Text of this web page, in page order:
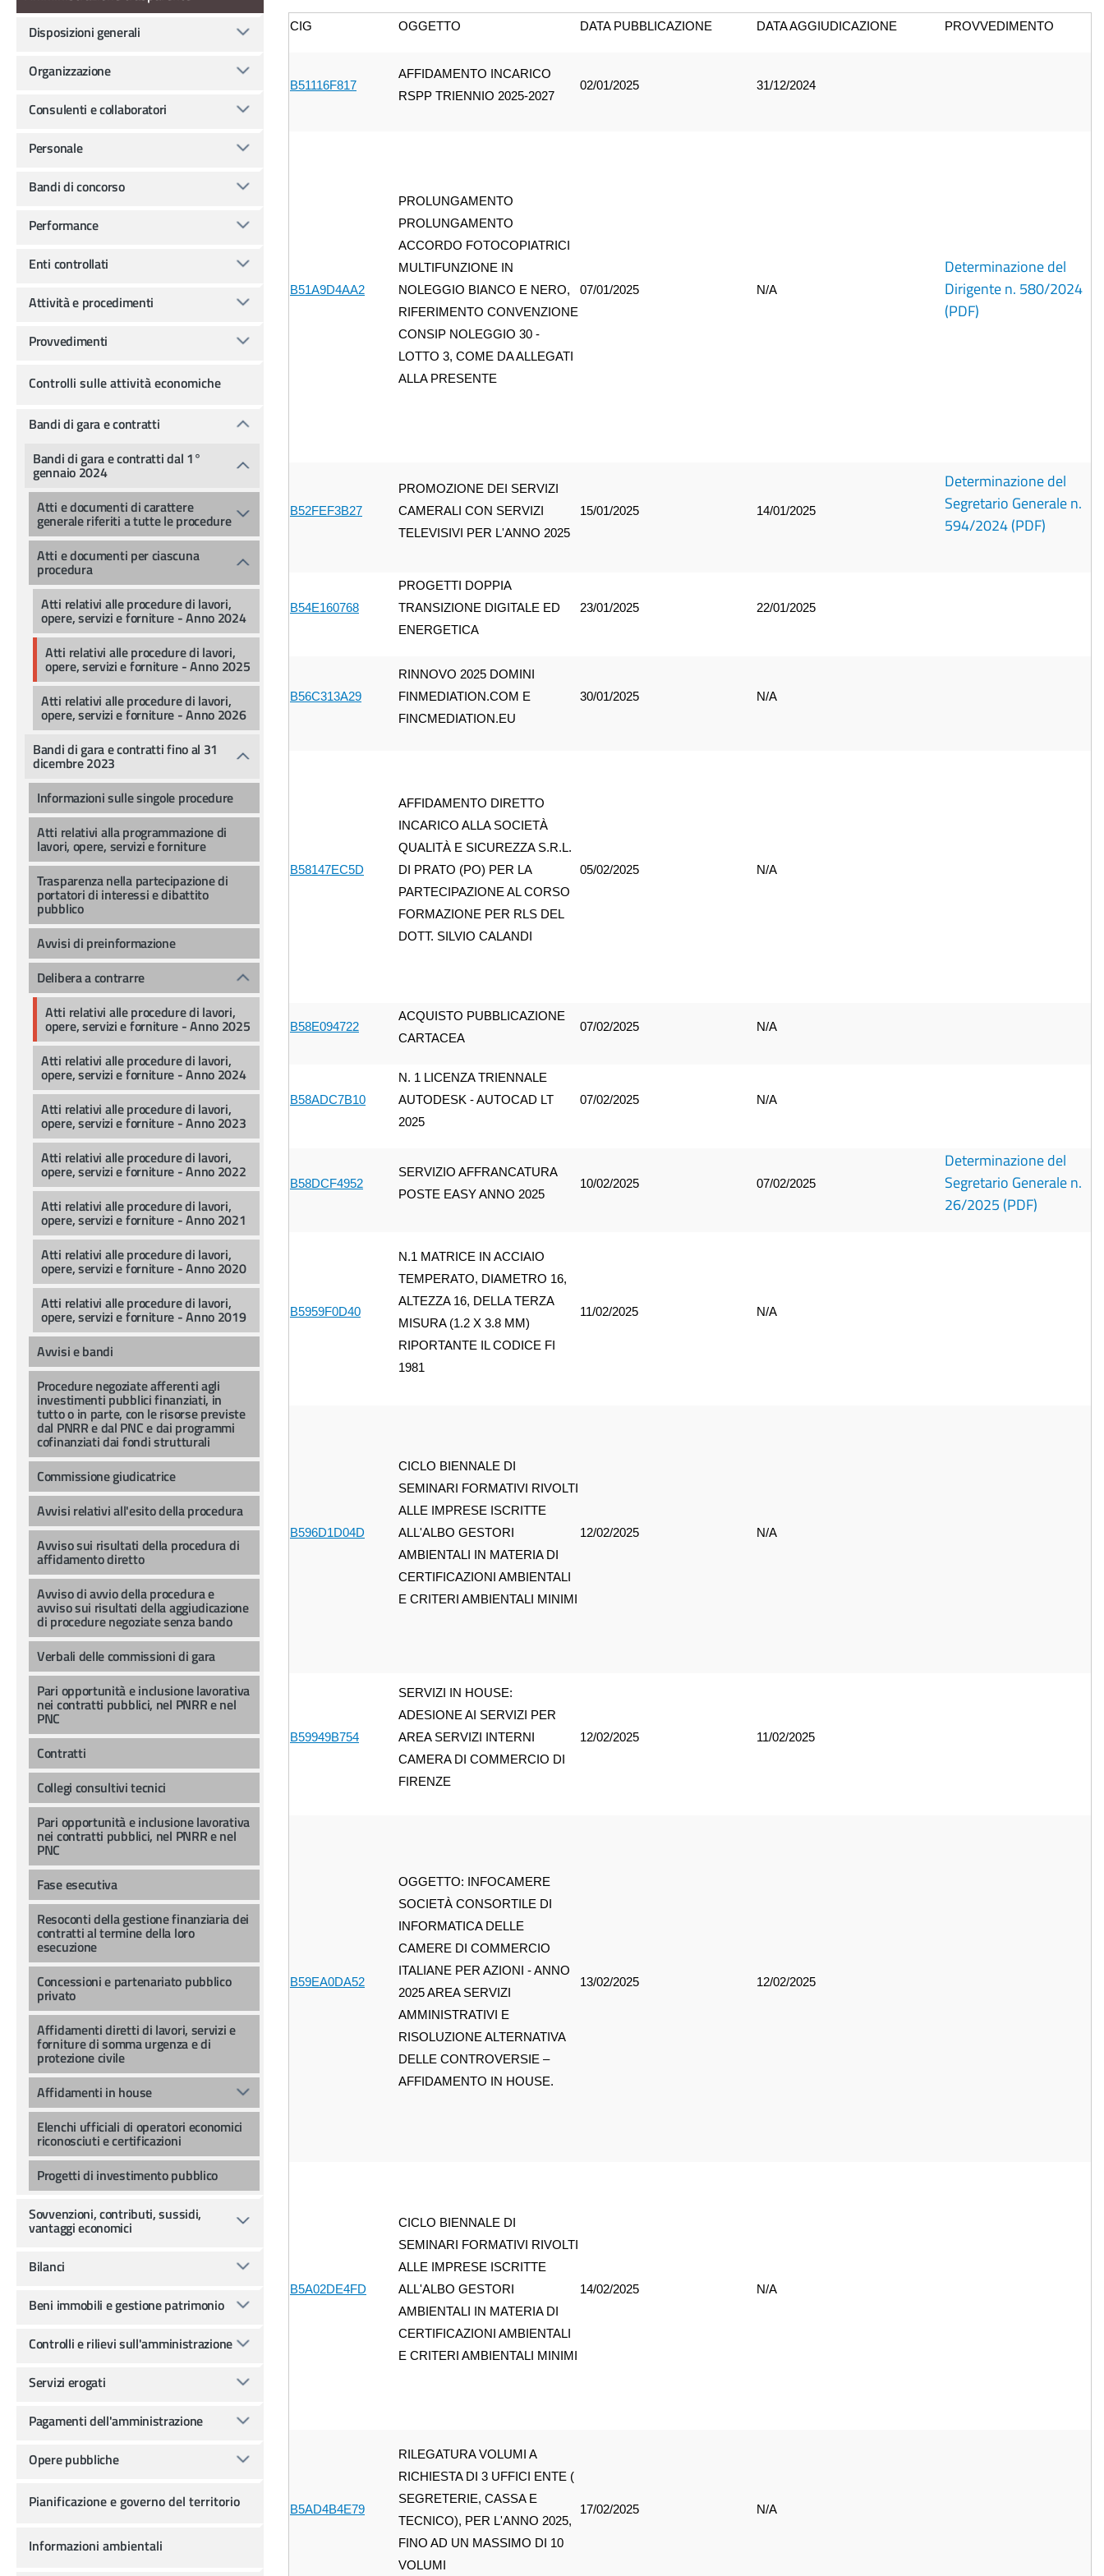
CIG OGGETTO DATA PUBBLICAZIONE DATA AGGIUDICAZIONE PROVVEDIMENTO
B51116F817
AFFIDAMENTO INCARICO
RSPP TRIENNIO 2025-2027
02/01/2025 31/12/2024
B51A9D4AA2
PROLUNGAMENTO
PROLUNGAMENTO
ACCORDO FOTOCOPIATRICI
MULTIFUNZIONE IN
NOLEGGIO BIANCO E NERO,
RIFERIMENTO CONVENZIONE
CONSIP NOLEGGIO 30 -
LOTTO 3, COME DA ALLEGATI
ALLA PRESENTE
07/01/2025 N/A
Determinazione del
Dirigente n. 580/2024
(PDF)
B52FEF3B27
PROMOZIONE DEI SERVIZI
CAMERALI CON SERVIZI
TELEVISIVI PER L'ANNO 2025
15/01/2025 14/01/2025
Determinazione del
Segretario Generale n.
594/2024 (PDF)
B54E160768
PROGETTI DOPPIA
TRANSIZIONE DIGITALE ED
ENERGETICA
23/01/2025 22/01/2025
B56C313A29
RINNOVO 2025 DOMINI
FINMEDIATION.COM E
FINCMEDIATION.EU
30/01/2025 N/A
B58147EC5D
AFFIDAMENTO DIRETTO
INCARICO ALLA SOCIETÀ
QUALITÀ E SICUREZZA S.R.L.
DI PRATO (PO) PER LA
PARTECIPAZIONE AL CORSO
FORMAZIONE PER RLS DEL
DOTT. SILVIO CALANDI
05/02/2025 N/A
B58E094722
ACQUISTO PUBBLICAZIONE
CARTACEA
07/02/2025 N/A
B58ADC7B10
N. 1 LICENZA TRIENNALE
AUTODESK - AUTOCAD LT
2025
07/02/2025 N/A
B58DCF4952
SERVIZIO AFFRANCATURA
POSTE EASY ANNO 2025
10/02/2025 07/02/2025
Determinazione del
Segretario Generale n.
26/2025 (PDF)
B5959F0D40
N.1 MATRICE IN ACCIAIO
TEMPERATO, DIAMETRO 16,
ALTEZZA 16, DELLA TERZA
MISURA (1.2 X 3.8 MM)
RIPORTANTE IL CODICE FI
1981
11/02/2025 N/A
B596D1D04D
CICLO BIENNALE DI
SEMINARI FORMATIVI RIVOLTI
ALLE IMPRESE ISCRITTE
ALL'ALBO GESTORI
AMBIENTALI IN MATERIA DI
CERTIFICAZIONI AMBIENTALI
E CRITERI AMBIENTALI MINIMI
12/02/2025 N/A
B59949B754
SERVIZI IN HOUSE:
ADESIONE AI SERVIZI PER
AREA SERVIZI INTERNI
CAMERA DI COMMERCIO DI
FIRENZE
12/02/2025 11/02/2025
B59EA0DA52
OGGETTO: INFOCAMERE
SOCIETÀ CONSORTILE DI
INFORMATICA DELLE
CAMERE DI COMMERCIO
ITALIANE PER AZIONI - ANNO
2025 AREA SERVIZI
AMMINISTRATIVI E
RISOLUZIONE ALTERNATIVA
DELLE CONTROVERSIE –
AFFIDAMENTO IN HOUSE.
13/02/2025 12/02/2025
B5A02DE4FD
CICLO BIENNALE DI
SEMINARI FORMATIVI RIVOLTI
ALLE IMPRESE ISCRITTE
ALL'ALBO GESTORI
AMBIENTALI IN MATERIA DI
CERTIFICAZIONI AMBIENTALI
E CRITERI AMBIENTALI MINIMI
14/02/2025 N/A
B5AD4B4E79
RILEGATURA VOLUMI A
RICHIESTA DI 3 UFFICI ENTE (
SEGRETERIE, CASSA E
TECNICO), PER L'ANNO 2025,
FINO AD UN MASSIMO DI 10
VOLUMI
17/02/2025 N/A
Disposizioni generali
Organizzazione
Consulenti e collaboratori
Personale
Bandi di concorso
Performance
Enti controllati
Attività e procedimenti
Provvedimenti
Controlli sulle attività economiche
Bandi di gara e contratti
Bandi di gara e contratti dal 1°
gennaio 2024
Atti e documenti di carattere
generale riferiti a tutte le procedure
Atti e documenti per ciascuna
procedura
Atti relativi alle procedure di lavori,
opere, servizi e forniture - Anno 2024
Atti relativi alle procedure di lavori,
opere, servizi e forniture - Anno 2025
Atti relativi alle procedure di lavori,
opere, servizi e forniture - Anno 2026
Bandi di gara e contratti fino al 31
dicembre 2023
Informazioni sulle singole procedure
Atti relativi alla programmazione di
lavori, opere, servizi e forniture
Trasparenza nella partecipazione di
portatori di interessi e dibattito
pubblico
Avvisi di preinformazione
Delibera a contrarre
Atti relativi alle procedure di lavori,
opere, servizi e forniture - Anno 2025
Atti relativi alle procedure di lavori,
opere, servizi e forniture - Anno 2024
Atti relativi alle procedure di lavori,
opere, servizi e forniture - Anno 2023
Atti relativi alle procedure di lavori,
opere, servizi e forniture - Anno 2022
Atti relativi alle procedure di lavori,
opere, servizi e forniture - Anno 2021
Atti relativi alle procedure di lavori,
opere, servizi e forniture - Anno 2020
Atti relativi alle procedure di lavori,
opere, servizi e forniture - Anno 2019
Avvisi e bandi
Procedure negoziate afferenti agli
investimenti pubblici finanziati, in
tutto o in parte, con le risorse previste
dal PNRR e dal PNC e dai programmi
cofinanziati dai fondi strutturali
Commissione giudicatrice
Avvisi relativi all'esito della procedura
Avviso sui risultati della procedura di
affidamento diretto
Avviso di avvio della procedura e
avviso sui risultati della aggiudicazione
di procedure negoziate senza bando
Verbali delle commissioni di gara
Pari opportunità e inclusione lavorativa
nei contratti pubblici, nel PNRR e nel
PNC
Contratti
Collegi consultivi tecnici
Pari opportunità e inclusione lavorativa
nei contratti pubblici, nel PNRR e nel
PNC
Fase esecutiva
Resoconti della gestione finanziaria dei
contratti al termine della loro
esecuzione
Concessioni e partenariato pubblico
privato
Affidamenti diretti di lavori, servizi e
forniture di somma urgenza e di
protezione civile
Affidamenti in house
Elenchi ufficiali di operatori economici
riconosciuti e certificazioni
Progetti di investimento pubblico
Sovvenzioni, contributi, sussidi,
vantaggi economici
Bilanci
Beni immobili e gestione patrimonio
Controlli e rilievi sull'amministrazione
Servizi erogati
Pagamenti dell'amministrazione
Opere pubbliche
Pianificazione e governo del territorio
Informazioni ambientali